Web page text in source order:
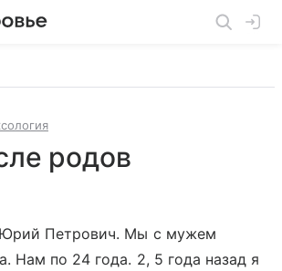
родов
Юрий Петрович. Мы с мужем
Нам по 24 года. 2, 5 года назад я